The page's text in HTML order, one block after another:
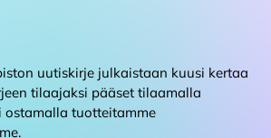
uutiskirje julkaistaan kuusi kertaa
tilaajaksi pääset tilaamalla
ostamalla tuotteitamme